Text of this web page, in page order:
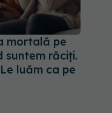
mortală pe
suntem răciți.
luăm ca pe